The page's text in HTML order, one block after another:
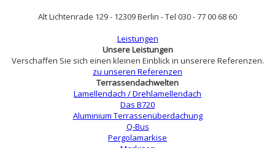
Alt Lichtenrade 129 - 12309 Berlin - Tel 030 - 77 00 68 60
Leistungen
Unsere Leistungen
Verschaffen Sie sich einen kleinen Einblick in unserere Referenzen.
zu unseren Referenzen
Terrassendachwelten
Lamellendach / Drehlamellendach
Das B720
Aluminium Terrassenüberdachung
Q-Bus
Pergolamarkise